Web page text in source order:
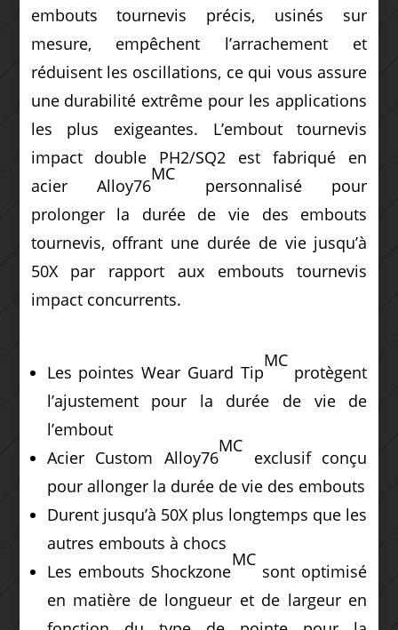
embouts tournevis précis, usinés sur
mesure, empêchent l’arrachement et
réduisent les oscillations, ce qui vous assure
une durabilité extrême pour les applications
les plus exigeantes. L’embout tournevis
impact double PH2/SQ2 est fabriqué en
acier Alloy76
MC
personnalisé pour
prolonger la durée de vie des embouts
tournevis, offrant une durée de vie jusqu’à
50X par rapport aux embouts tournevis
impact concurrents.
Les pointes Wear Guard Tip
MC
protègent
l’ajustement pour la durée de vie de
l’embout
Acier Custom Alloy76
MC
exclusif conçu
pour allonger la durée de vie des embouts
Durent jusqu’à 50X plus longtemps que les
autres embouts à chocs
Les embouts Shockzone
MC
sont optimisé
en matière de longueur et de largeur en